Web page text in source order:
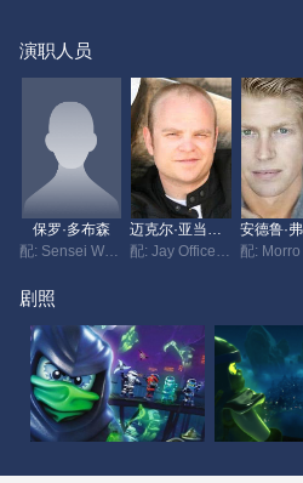
演职人员
保罗·多布森
剧照